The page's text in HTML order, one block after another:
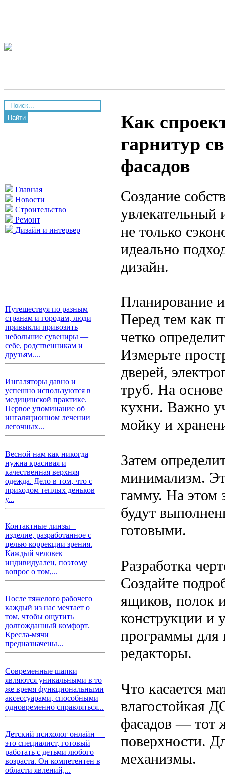
Найти
Главная
Новости
Строительство
Ремонт
Дизайн и интерьер
Путешествуя по разным
странам и городам, люди
привыкли привозить
небольшие сувениры —
себе, родственникам и
друзьям....
Ингаляторы давно и
успешно используются в
медицинской практике.
Первое упоминание об
ингаляционном лечении
легочных...
Весной нам как никогда
нужна красивая и
качественная верхняя
одежда. Дело в том, что с
приходом теплых деньков
у...
Контактные линзы –
изделие, разработанное с
целью коррекции зрения.
Каждый человек
индивидуален, поэтому
вопрос о том,...
После тяжелого рабочего
каждый из нас мечтает о
том, чтобы ощутить
долгожданный комфорт.
Кресла-мячи
предназначены...
Современные шапки
являются уникальными в то
же время функциональными
аксессуарами, способными
одновременно справляться...
Детский психолог онлайн —
это специалист, готовый
работать с детьми любого
возраста. Он компетентен в
области явлений,...
Как
гарнитур
фасадов
Создание
увлекательный
не только
идеально
дизайн.
Планирование
Перед тем как
четко
Измерьте
дверей,
труб. На
кухни. Важно
мойку и
Затем
минимализм.
гамму. На этом
будут
готовыми.
Разработка
Создайте
ящиков, полок
конструкции и
программы для
редакторы.
Что касается
влагостойкая
фасадов — тот
поверхности.
механизмы.